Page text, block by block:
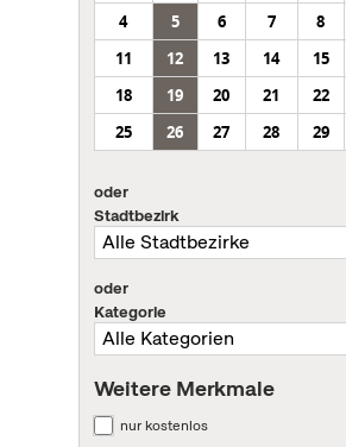
4
5 6 7 8
11
12 13 14 15
18
19 20 21 22
25
26 27 28 29
oder
Stadtbezirk
oder
Kategorie
Weitere Merkmale
nur kostenlos